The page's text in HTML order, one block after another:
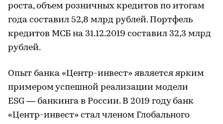
роста, объем розничных кредитов по итогам
года составил 52,8 млрд рублей. Портфель
кредитов МСБ на 31.12.2019 составил 32,3 млрд
рублей.
Опыт банка «Центр-инвест» является ярким
примером успешной реализации модели
ESG — банкинга в России. В 2019 году банк
«Центр-инвест» стал членом Глобального